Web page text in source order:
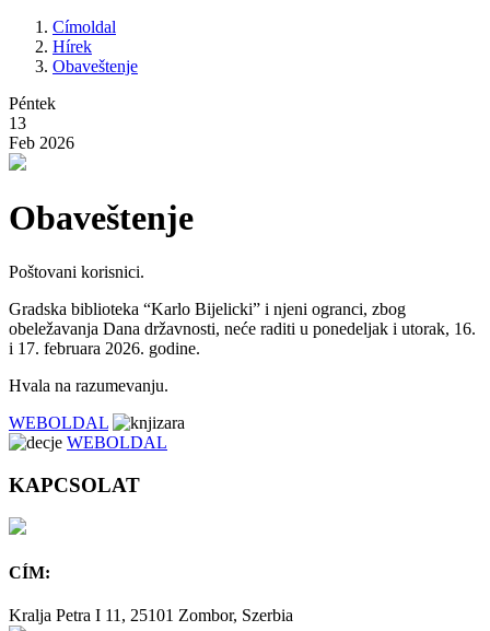
Címoldal
Hírek
Obaveštenje
Péntek
13
Feb 2026
Obaveštenje
Poštovani korisnici.
Gradska biblioteka “Karlo Bijelicki” i njeni ogranci, zbog
obeležavanja Dana državnosti, neće raditi u ponedelјak i utorak, 16.
i 17. februara 2026. godine.
Hvala na razumevanju.
WEBOLDAL
WEBOLDAL
KAPCSOLAT
CÍM:
Kralja Petra I 11, 25101 Zombor, Szerbia